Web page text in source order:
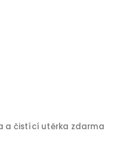
a čistící utěrka zdarma